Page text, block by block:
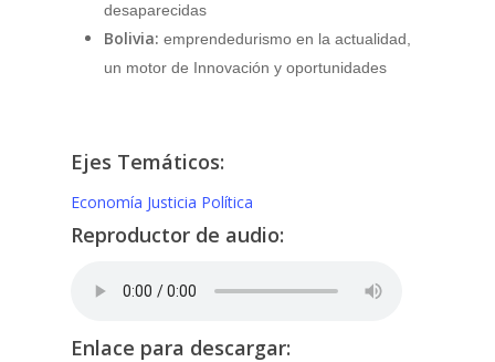
desaparecidas
Bolivia: emprendedurismo en la actualidad,
un motor de Innovación y oportunidades
Ejes Temáticos:
Economía Justicia Política
Reproductor de audio:
Enlace para descargar: